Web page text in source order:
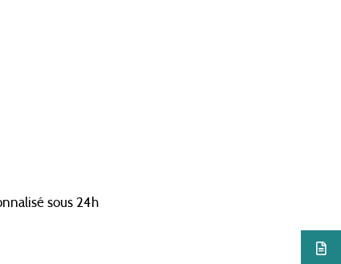
sous 24h